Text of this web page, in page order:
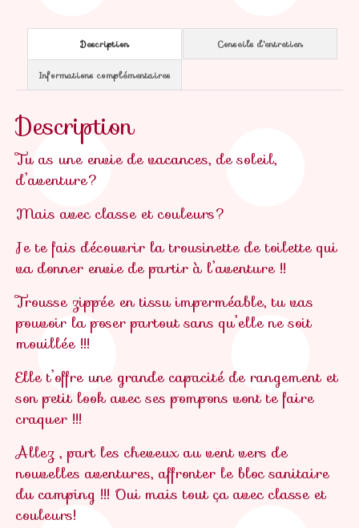
Description Conseils d'entretien
Informations complémentaires
Description
Tu as une envie de vacances, de soleil,
d’aventure?
Mais avec classe et couleurs?
Je te fais découvrir la trousinette de toilette qui
va donner envie de partir à l’aventure !!
Trousse zippée en tissu imperméable, tu vas
pouvoir la poser partout sans qu’elle ne soit
mouillée !!!
Elle t’offre une grande capacité de rangement et
son petit look avec ses pompons vont te faire
craquer !!!
Allez , part les cheveux au vent vers de
nouvelles aventures, affronter le bloc sanitaire
du camping !!! Oui mais tout ça avec classe et
couleurs!